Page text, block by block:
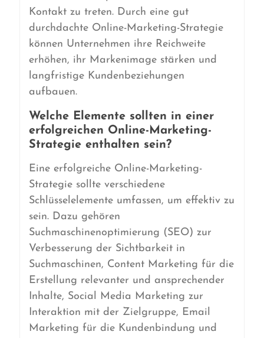
Kontakt zu treten. Durch eine gut
durchdachte Online-Marketing-Strategie
können Unternehmen ihre Reichweite
erhöhen, ihr Markenimage stärken und
langfristige Kundenbeziehungen
aufbauen.
Welche Elemente sollten in einer
erfolgreichen Online-Marketing-
Strategie enthalten sein?
Eine erfolgreiche Online-Marketing-
Strategie sollte verschiedene
Schlüsselelemente umfassen, um effektiv zu
sein. Dazu gehören
Suchmaschinenoptimierung (SEO) zur
Verbesserung der Sichtbarkeit in
Suchmaschinen, Content Marketing für die
Erstellung relevanter und ansprechender
Inhalte, Social Media Marketing zur
Interaktion mit der Zielgruppe, Email
Marketing für die Kundenbindung und